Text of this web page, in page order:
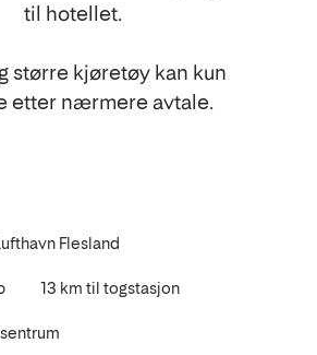
til hotellet.
større kjøretøy kan kun
etter nærmere avtale.
Flesland
13 km til togstasjon